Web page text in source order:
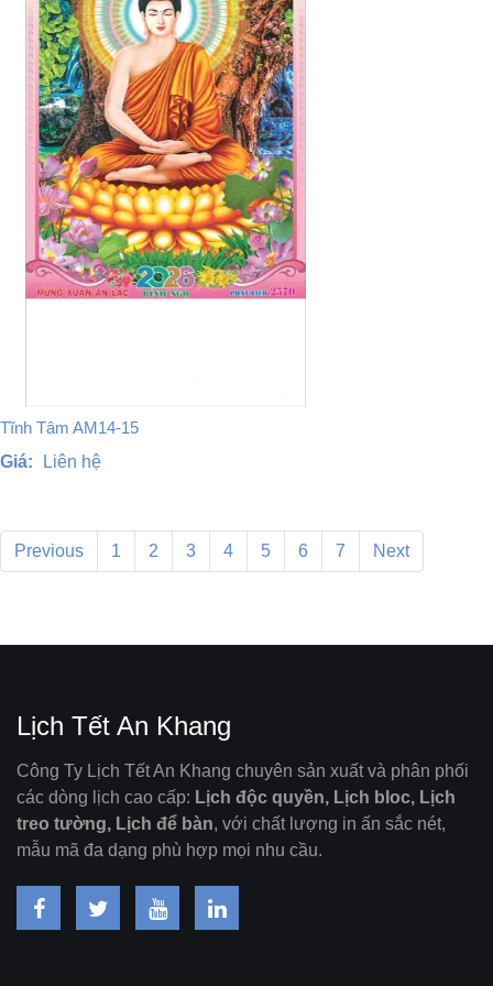
Tĩnh Tâm AM14-15
Giá:
Liên hệ
Previous 1 2 3 4 5 6 7 Next
Lịch Tết An Khang
Công Ty Lịch Tết An Khang chuyên sản xuất và phân phối
các dòng lịch cao cấp: Lịch độc quyền, Lịch bloc, Lịch
treo tường, Lịch để bàn, với chất lượng in ấn sắc nét,
mẫu mã đa dạng phù hợp mọi nhu cầu.